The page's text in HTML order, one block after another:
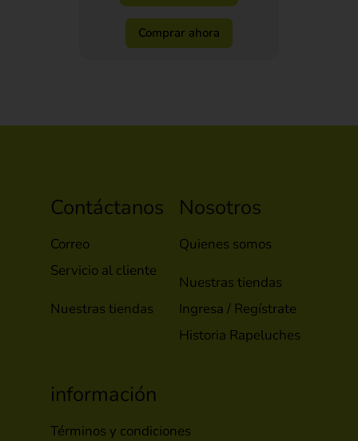
Comprar ahora
Contáctanos
Correo
Servicio al cliente
Nuestras tiendas
Nosotros
Quienes somos
Nuestras tiendas
Ingresa / Regístrate
Historia Rapeluches
información
Términos y condiciones